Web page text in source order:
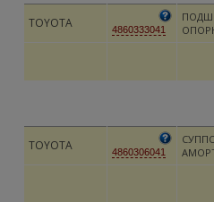
TOYOTA 4860333041
TOYOTA 4860306041